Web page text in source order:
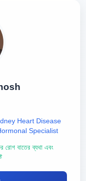
Heart Disease
Specialist
রোগ বাতের ব্যথা এবং